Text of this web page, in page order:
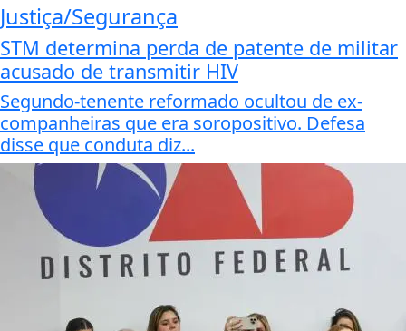
Justiça/Segurança
STM determina perda de patente de militar
acusado de transmitir HIV
Segundo-tenente reformado ocultou de ex-
companheiras que era soropositivo. Defesa
disse que conduta diz...